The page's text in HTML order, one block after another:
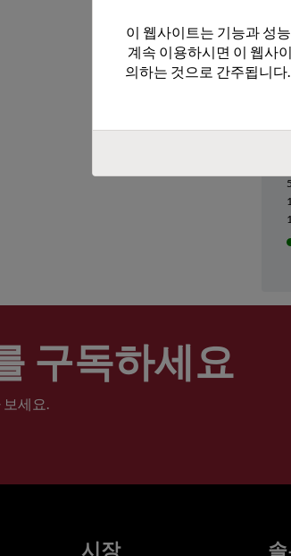
구독하세요
보세요.
이 웹사이트는 기능과 성
계속 이용하시면 이 웹사
의하는 것으로 간주됩니다
시장